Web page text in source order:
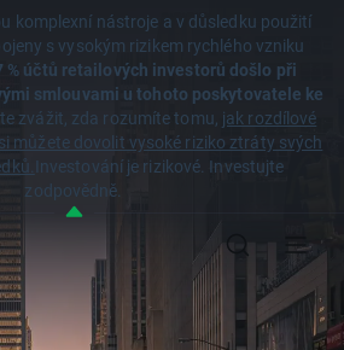
komplexní nástroje a v důsledku použití
s vysokým rizikem rychlého vzniku
% účtů retailových investorů došlo při
smlouvami u tohoto poskytovatele ke
zvážit, zda rozumíte tomu, jak rozdílové
můžete dovolit vysoké riziko ztráty svých
Investování je rizikové. Investujte
zodpovědně.